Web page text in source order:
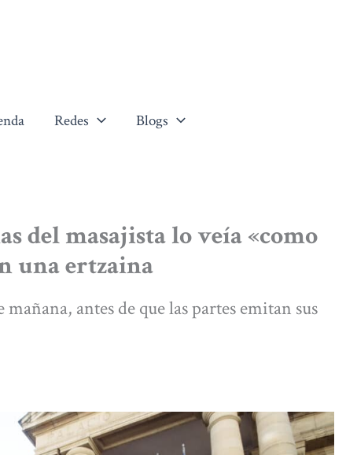
Redes Blogs
del masajista lo veía «como
una ertzaina
antes de que las partes emitan sus